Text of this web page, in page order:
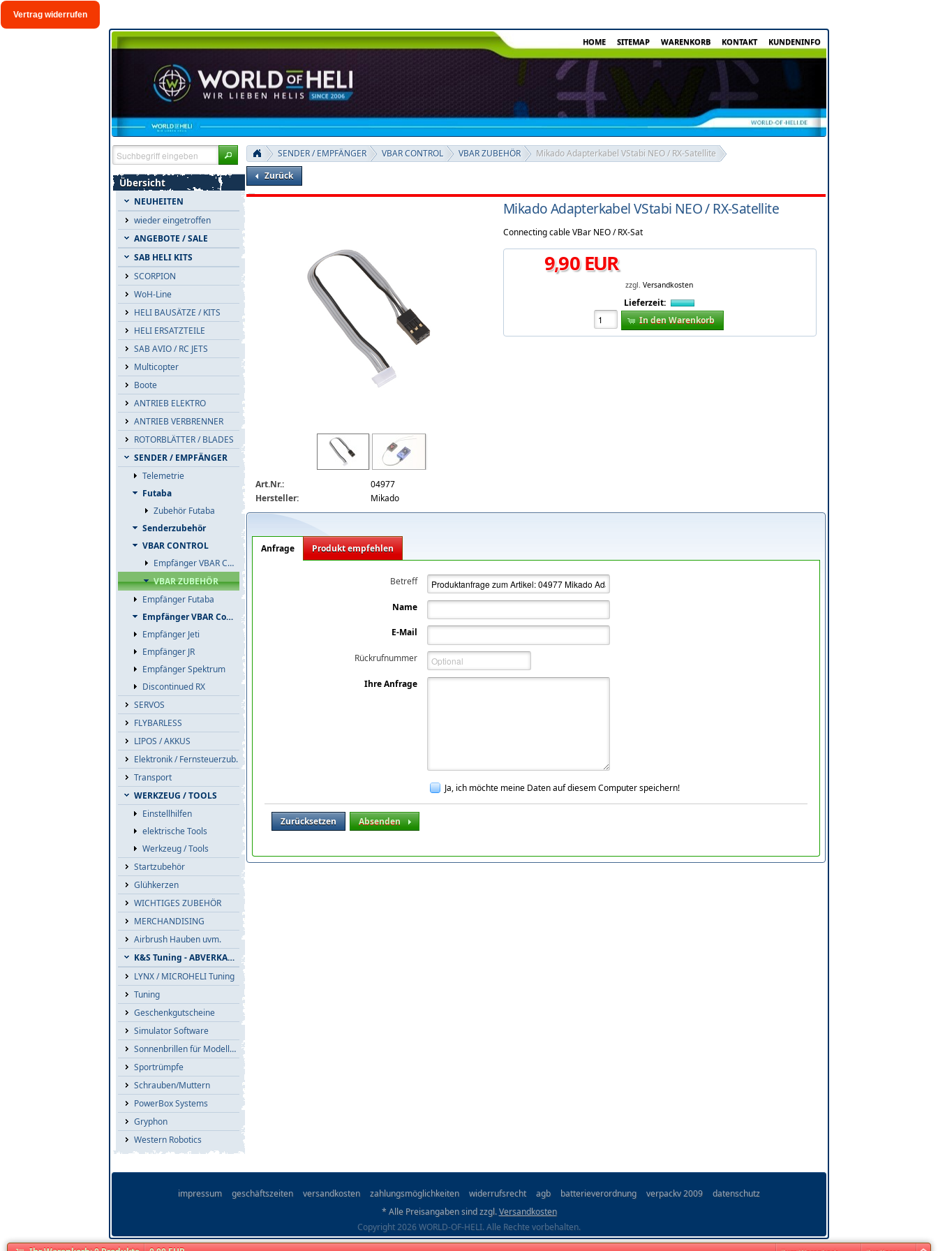
Vertrag widerrufen
HOME SITEMAP WARENKORB KONTAKT KUNDENINFO
Übersicht
NEUHEITEN
wieder eingetroffen
ANGEBOTE / SALE
SAB HELI KITS
SCORPION
WoH-Line
HELI BAUSÄTZE / KITS
HELI ERSATZTEILE
SAB AVIO / RC JETS
Multicopter
Boote
ANTRIEB ELEKTRO
ANTRIEB VERBRENNER
ROTORBLÄTTER / BLADES
SENDER / EMPFÄNGER
Telemetrie
Futaba
Zubehör Futaba
Senderzubehör
VBAR CONTROL
Empfänger VBAR Control
VBAR ZUBEHÖR
Empfänger Futaba
Empfänger VBAR Control
Empfänger Jeti
Empfänger JR
Empfänger Spektrum
Discontinued RX
SERVOS
FLYBARLESS
LIPOS / AKKUS
Elektronik / Fernsteuerzub.
Transport
WERKZEUG / TOOLS
Einstellhilfen
elektrische Tools
Werkzeug / Tools
Startzubehör
Glühkerzen
WICHTIGES ZUBEHÖR
MERCHANDISING
Airbrush Hauben uvm.
K&S Tuning - ABVERKAUF
LYNX / MICROHELI Tuning
Tuning
Geschenkgutscheine
Simulator Software
Sonnenbrillen für Modellflieger
Sportrümpfe
Schrauben/Muttern
PowerBox Systems
Gryphon
Western Robotics
SENDER / EMPFÄNGER VBAR CONTROL VBAR ZUBEHÖR
Mikado Adapterkabel VStabi NEO / RX-Satellite
Zurück
Art.Nr.:
04977
Hersteller:
Mikado
Mikado Adapterkabel VStabi NEO / RX-Satellite
Connecting cable VBar NEO / RX-Sat
9,90EUR
zzgl. Versandkosten
Lieferzeit:
In den Warenkorb
Anfrage Produkt empfehlen
Betreff
Name
E-Mail
Rückrufnummer
Ihre Anfrage
Ja, ich möchte meine Daten auf diesem Computer speichern!
Zurücksetzen Absenden
impressum geschäftszeiten versandkosten zahlungsmöglichkeiten widerrufsrecht agb batterieverordnung verpackv 2009
datenschutz
* Alle Preisangaben sind zzgl.Versandkosten
Copyright 2026 WORLD-OF-HELI. Alle Rechte vorbehalten.